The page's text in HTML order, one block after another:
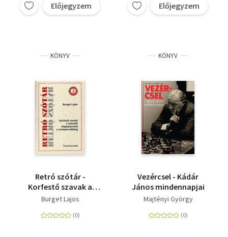
Előjegyzem Előjegyzem
KÖNYV
Retró szótár -
Korfestő szavak a
második
rendszerváltásig
Burget Lajos
KÖNYV
Vezércsel - Kádár
János mindennapjai
Majtényi György